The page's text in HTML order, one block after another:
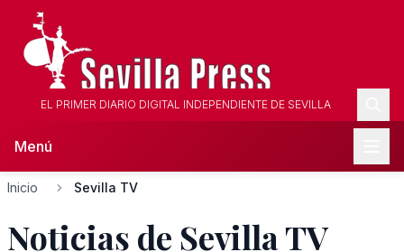
EL PRIMER DIARIO DIGITAL INDEPENDIENTE DE SEVILLA
Menú
Inicio Sevilla TV
Noticias de Sevilla TV